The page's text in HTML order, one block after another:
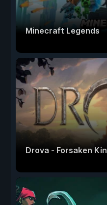
Minecraft Legends
Drova - Forsaken Kin